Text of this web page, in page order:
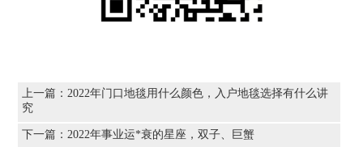
上一篇： 2022年门口地毯用什么颜色，入户地毯选择有什么讲
究
下一篇： 2022年事业运*衰的星座，双子、巨蟹